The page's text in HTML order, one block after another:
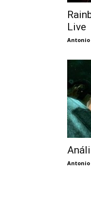
Live
Antonio
Antonio